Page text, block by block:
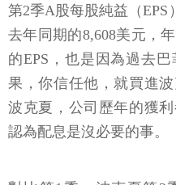
第2季A股每股純益（EPS
去年同期的8,608美元，
的EPS，也是因為過去
果，你信任他，就買進
波克夏，公司歷年的獲
認為配息是沒必要的事。